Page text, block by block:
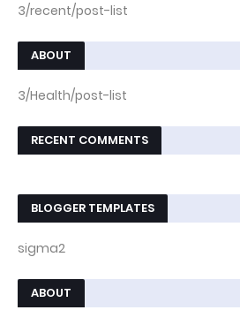
3/recent/post-list
ABOUT
3/Health/post-list
RECENT COMMENTS
BLOGGER TEMPLATES
sigma2
ABOUT